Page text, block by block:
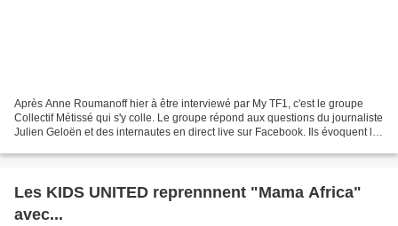
Après Anne Roumanoff hier à être interviewé par My TF1, c'est le groupe
Collectif Métissé qui s'y colle. Le groupe répond aux questions du journaliste
Julien Geloën et des internautes en direct live sur Facebook. Ils évoquent la
Les KIDS UNITED reprennnent "Mama Africa"
avec...